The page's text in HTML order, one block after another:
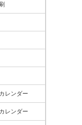
レンダー
レンダー